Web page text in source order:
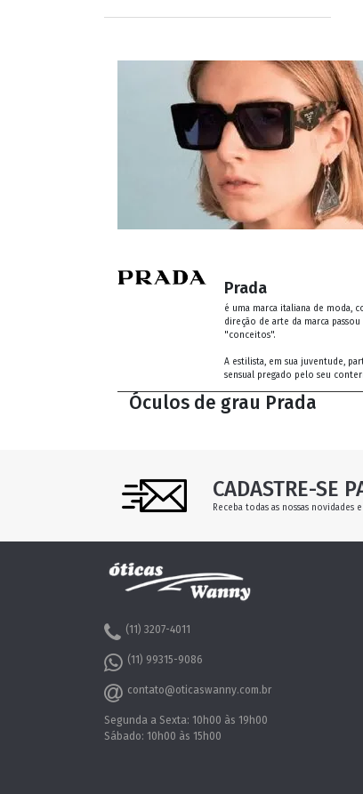
Prada
é uma marca italiana de moda,
direção de arte da marca
"conceitos".
A estilista, em sua juventude,
sensual pregado pelo seu
Óculos de grau Prada
CADASTRE-SE
Receba todas as nossas novidades
(11) 3207-4011
(11) 99315-9086
contato@oticaswanny.com.br
Segunda a Sexta: 10h00 às 19h00
Sábado: 10h00 às 15h00